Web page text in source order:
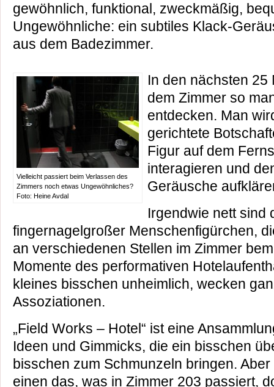
gewöhnlich, funktional, zweckmäßig,
Ungewöhnliche: ein subtiles Klack-
aus dem Badezimmer.
Vielleicht passiert beim Verlassen des
Zimmers noch etwas Ungewöhnliches?
Foto: Heine Avdal
In den nächsten 25
dem Zimmer so
entdecken. Man
gerichtete
Figur auf dem
interagieren und
Geräusche
Irgendwie nett sind
fingernagelgroßer Menschenfigürchen,
an verschiedenen Stellen im Zimmer
Momente des performativen
kleines bisschen unheimlich, wecken
Assoziationen.
„Field Works – Hotel“ ist eine
Ideen und Gimmicks, die ein bisschen
bisschen zum Schmunzeln bringen.
einen das, was in Zimmer 203 passiert,